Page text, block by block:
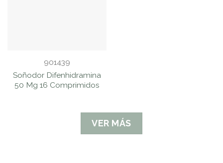
901439
Soñodor Difenhidramina
50 Mg 16 Comprimidos
VER MÁS